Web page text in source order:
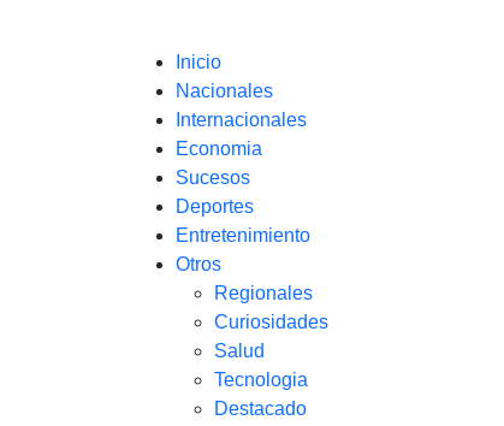
Inicio
Nacionales
Internacionales
Economia
Sucesos
Deportes
Entretenimiento
Otros
Regionales
Curiosidades
Salud
Tecnologia
Destacado